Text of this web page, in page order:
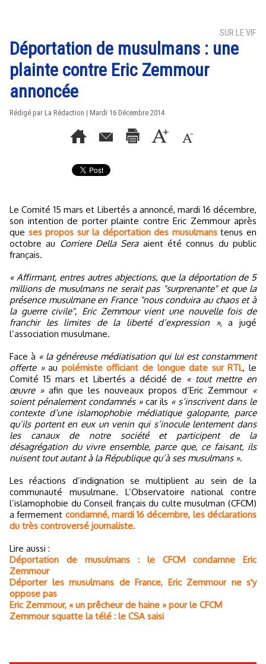
SUR LE VIF
Déportation de musulmans : une
plainte contre Eric Zemmour
annoncée
Rédigé par La Rédaction | Mardi 16 Décembre 2014
Le Comité 15 mars et Libertés a annoncé, mardi 16 décembre,
son intention de porter plainte contre Eric Zemmour après
que ses propos sur la déportation des musulmanstenus en
octobre au Corriere Della Seraaient été connus du public
français.
« Affirmant, entres autres abjections, que la déportation de 5
millions de musulmans ne serait pas "surprenante" et que la
présence musulmane en France "nous conduira au chaos et à
la guerre civile", Eric Zemmour vient une nouvelle fois de
franchir les limites de la liberté d’expression », a jugé
l’association musulmane.
Face à « la généreuse médiatisation qui lui est constamment
offerte »au polémiste officiant de longue date sur RTL, le
Comité 15 mars et Libertés a décidé de « tout mettre en
œuvre »afin que les nouveaux propos d’Eric Zemmour «
soient pénalement condamnés »car ils « s’inscrivent dans le
contexte d’une islamophobie médiatique galopante, parce
qu’ils portent en eux un venin qui s’inocule lentement dans
les canaux de notre société et participent de la
désagrégation du vivre ensemble, parce que, ce faisant, ils
nuisent tout autant à la République qu’à ses musulmans ».
Les réactions d’indignation se multiplient au sein de la
communauté musulmane. L’Observatoire national contre
l’islamophobie du Conseil français du culte musulman (CFCM)
a fermement condamné, mardi 16 décembre, les déclarations
du très controversé journaliste.
Lire aussi :
Déportation de musulmans : le CFCM condamne Eric
Zemmour
Déporter les musulmans de France, Eric Zemmour ne s'y
oppose pas
Eric Zemmour, « un prêcheur de haine » pour le CFCM
Zemmour squatte la télé : le CSA saisi